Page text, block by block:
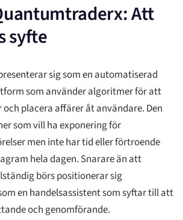
Att
syfte
sig som en automatiserad
som använder algoritmer för att
placera affärer åt användare. Den
som vill ha exponering för
men inte har tid eller förtroende
hela dagen. Snarare än att
börs positionerar sig
en handelsassistent som syftar till att
och genomförande.